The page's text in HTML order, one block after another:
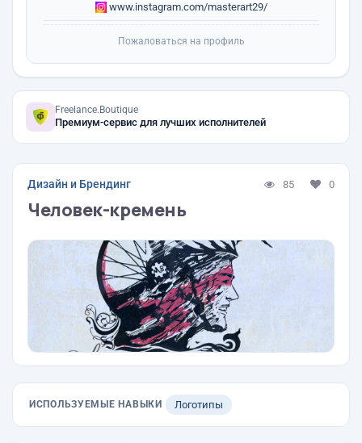
www.instagram.com/masterart29/
Пожаловаться на профиль
Freelance.Boutique
Премиум-сервис для лучших исполнителей
Дизайн и Брендинг 85 0
Человек-кремень
ИСПОЛЬЗУЕМЫЕ НАВЫКИ Логотипы